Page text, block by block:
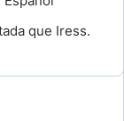
que Iress.